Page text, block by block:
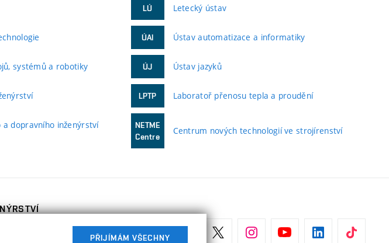
systémů a robotiky
dopravního inženýrství
LÚ Letecký ústav
ÚAI Ústav automatizace a informatiky
ÚJ Ústav jazyků
LPTP Laboratoř přenosu tepla a proudění
NETME
Centre
Centrum nových technologií ve strojírenství
PŘIJÍMÁM VŠECHNY